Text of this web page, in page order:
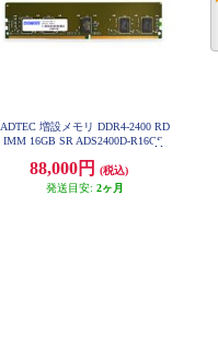
ADTEC 増設メモリ DDR4-2400 RD
IMM 16GB SR ADS2400D-R16GS
88,000円
(税込)
発送目安: 2ヶ月